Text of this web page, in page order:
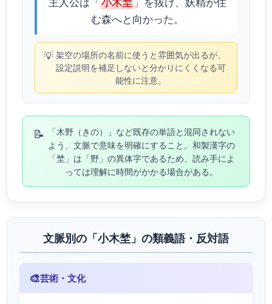
む森へと向かった。
💡 架空の場所の名前に使うと雰囲気が出るが、
設定説明を補足しないと分かりにくくなる可
能性に注意。
📝
「木野（きの）」など既存の単語と混同されない
よう、文脈で意味を明確にすること。和製漢字の
「埜」は「野」の異体字であるため、読み手によ
っては理解に時間がかかる場合がある。
文脈別の「小木埜」の類義語・反対語
🎨芸術・文化